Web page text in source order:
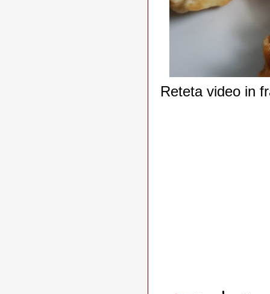
Reteta video in